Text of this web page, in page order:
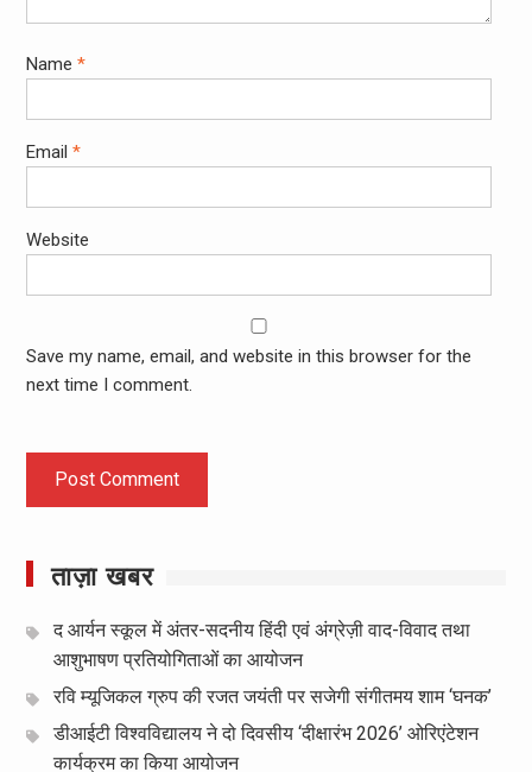
Name *
Email *
Website
Save my name, email, and website in this browser for the
next time I comment.
ताज़ा खबर
द आर्यन स्कूल में अंतर-सदनीय हिंदी एवं अंग्रेज़ी वाद-विवाद तथा
आशुभाषण प्रतियोगिताओं का आयोजन
रवि म्यूजिकल ग्रुप की रजत जयंती पर सजेगी संगीतमय शाम ‘घनक’
डीआईटी विश्वविद्यालय ने दो दिवसीय ‘दीक्षारंभ 2026’ ओरिएंटेशन
कार्यक्रम का किया आयोजन